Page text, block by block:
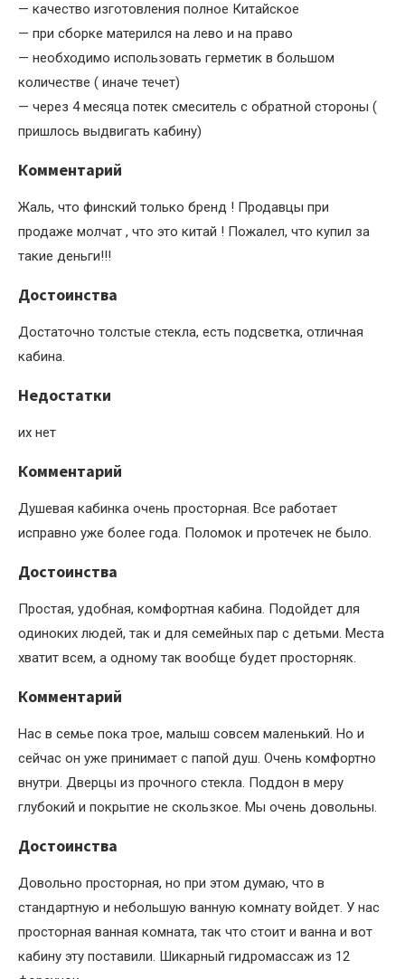
— качество изготовления полное Китайское
— при сборке матерился на лево и на право
— необходимо использовать герметик в большом
количестве ( иначе течет)
— через 4 месяца потек смеситель с обратной стороны (
пришлось выдвигать кабину)
Комментарий
Жаль, что финский только бренд ! Продавцы при
продаже молчат , что это китай ! Пожалел, что купил за
такие деньги!!!
Достоинства
Достаточно толстые стекла, есть подсветка, отличная
кабина.
Недостатки
их нет
Комментарий
Душевая кабинка очень просторная. Все работает
исправно уже более года. Поломок и протечек не было.
Достоинства
Простая, удобная, комфортная кабина. Подойдет для
одиноких людей, так и для семейных пар с детьми. Места
хватит всем, а одному так вообще будет просторняк.
Комментарий
Нас в семье пока трое, малыш совсем маленький. Но и
сейчас он уже принимает с папой душ. Очень комфортно
внутри. Дверцы из прочного стекла. Поддон в меру
глубокий и покрытие не скользкое. Мы очень довольны.
Достоинства
Довольно просторная, но при этом думаю, что в
стандартную и небольшую ванную комнату войдет. У нас
просторная ванная комната, так что стоит и ванна и вот
кабину эту поставили. Шикарный гидромассаж из 12